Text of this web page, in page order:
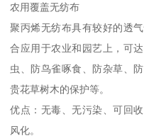
农用覆盖无纺布
聚丙烯无纺布具有较好的透
合应用于农业和园艺上，可
虫、防鸟雀啄食、防杂草、
贵花草树木的保护等。
优点：无毒、无污染、可回
风化。